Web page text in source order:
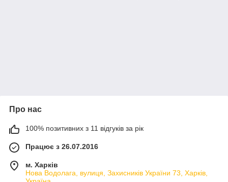
Про нас
100% позитивних з 11 відгуків за рік
Працює з 26.07.2016
м. Харків
Нова Водолага, вулиця, Захисників України 73, Харків,